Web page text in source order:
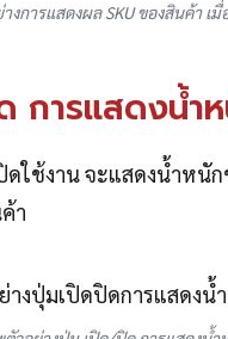
งการแสดงผล SKU ของสินค้า เมื่
การแสดงน้ำ
ดใช้งาน จะแสดงน้ำหนั
า